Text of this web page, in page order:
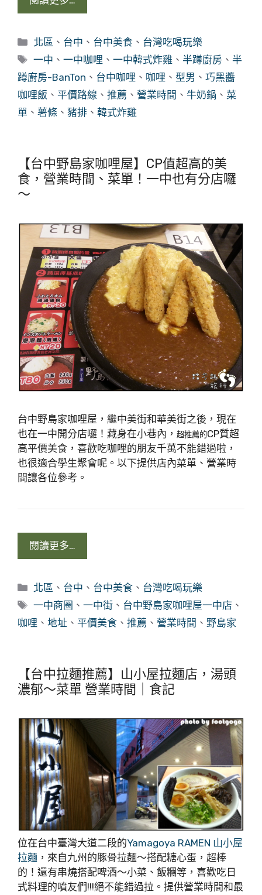
分
北區 、 台中 、 台中美食 、 台灣吃喝玩樂
標
籤
一中 、一中咖哩 、一中韓式炸雞 、半蹲廚房 、半
蹲廚房-BanTon 、 台中咖哩 、 咖哩 、 型男 、 巧黑醬
咖哩飯 、 平價路線 、 推薦 、 營業時間 、 牛奶鍋 、 菜
單 、 薯條 、 豬排 、 韓式炸雞
【台中野島家咖哩屋】CP值超高的美
食，營業時間、菜單！一中也有分店囉
～
台中野島家咖哩屋，繼中美街和華美街之後，現在
也在一中開分店囉！藏身在小巷內， 超推薦的CP質超
高平價美食，喜歡吃咖哩的朋友千萬不能錯過啦，
也很適合學生聚會呢。以下提供店內菜單、營業時
間讓各位參考。
閱讀更多…
分
北區 、 台中 、 台中美食 、 台灣吃喝玩樂
標
籤
一中商圈 、一中街 、 台中野島家咖哩屋一中店 、
咖哩 、 地址 、 平價美食 、 推薦 、 營業時間 、 野島家
【台中拉麵推薦】山小屋拉麵店，湯頭
濃郁～菜單 營業時間｜食記
位在台中臺灣大道二段的Yamagoya RAMEN 山小屋
拉麵 ，來自九州的豚骨拉麵～搭配糖心蛋，超棒
的！還有串燒搭配啤酒～小菜、飯糰等，喜歡吃日
式料理的噴友們!!!絕不能錯過拉。提供營業時間和最